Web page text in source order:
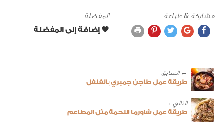
مشاركة & طباعة المفضلة
← ‎السابق
طريقة عمل طاجن جمبري بالفلفل
طريقة عمل شاورما اللحمة مثل المطاعم